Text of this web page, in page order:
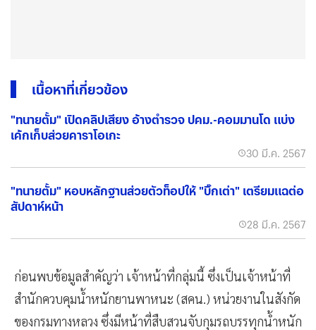
เนื้อหาที่เกี่ยวข้อง
"ทนายตั้ม" เปิดคลิปเสียง อ้างตำรวจ ปคม.-คอมมานโด แบ่ง
เค้กเก็บส่วยคาราโอเกะ
30 มี.ค. 2567
"ทนายตั้ม" หอบหลักฐานส่วยตัวท็อปให้ "บิ๊กเต่า" เตรียมแฉต่อ
สัปดาห์หน้า
28 มี.ค. 2567
ก่อนพบข้อมูลสำคัญว่า เจ้าหน้าที่กลุ่มนี้ ซึ่งเป็นเจ้าหน้าที่
สำนักควบคุมน้ำหนักยานพาหนะ (สคน.) หน่วยงานในสังกัด
ของกรมทางหลวง ซึ่งมีหน้าที่สืบสวนจับกุมรถบรรทุกน้ำหนัก